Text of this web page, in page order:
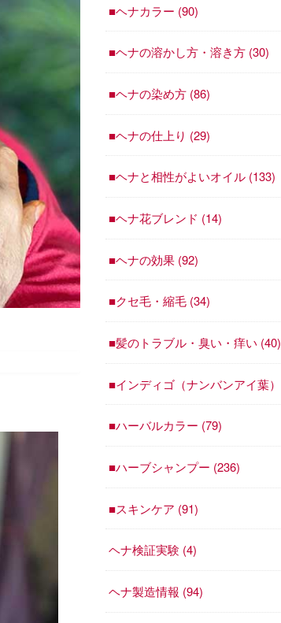
■ヘナカラー (90)
■ヘナの溶かし方・溶き方 (30)
■ヘナの染め方 (86)
■ヘナの仕上り (29)
■ヘナと相性がよいオイル (133)
■ヘナ花ブレンド (14)
■ヘナの効果 (92)
■クセ毛・縮毛 (34)
■髪のトラブル・臭い・痒い (40)
■インディゴ（ナンバンアイ葉）
■ハーバルカラー (79)
■ハーブシャンプー (236)
■スキンケア (91)
ヘナ検証実験 (4)
ヘナ製造情報 (94)